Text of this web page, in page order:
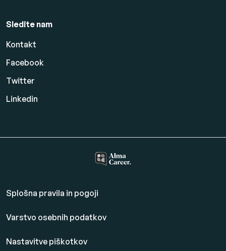
Sledite nam
Kontakt
Facebook
Twitter
Linkedin
Splošna pravila in pogoji
Varstvo osebnih podatkov
Nastavitve piškotkov